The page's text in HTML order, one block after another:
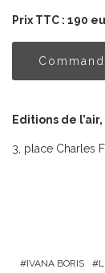
Prix TTC : 190
Editions de
3, place Charles
IVANA BORIS